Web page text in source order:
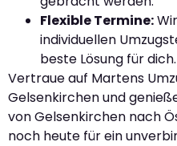
Flexible Termine:
individuellen
beste Lösung für dich.
Vertraue auf Martens
Gelsenkirchen und
von Gelsenkirchen nach
noch heute für ein